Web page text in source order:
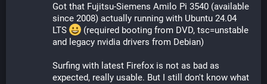
Got that Fujitsu-Siemens Amilo Pi 3540 (available
since 2008) actually running with Ubuntu 24.04
LTS
​ (required booting from DVD, tsc=unstable
and legacy nvidia drivers from Debian)
Surfing with latest Firefox is not as bad as
expected, really usable. But I still don't know what